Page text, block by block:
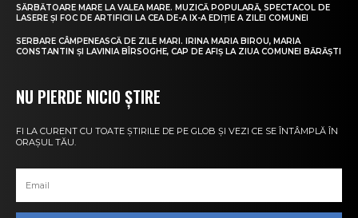
SĂRBĂTOARE MARE LA VALEA MARE. MUZICĂ POPULARĂ, SPECTACOL DE
LASERE ȘI FOC DE ARTIFICII LA CEA DE-A IX-A EDIȚIE A ZILEI COMUNEI
SERBARE CÂMPENEASCĂ DE ZILE MARI. IRINA MARIA BIROU, MARIA
CONSTANTIN ȘI LAVINIA BÎRSOGHE, CAP DE AFIȘ LA ZIUA COMUNEI BĂRĂȘTI
NU PIERDE NICIO ȘTIRE
FI LA CURENT CU TOATE ȘTIRILE DE PE GLOB ȘI VEZI CE SE ÎNTÂMPLĂ ÎN
ORAȘUL TĂU.